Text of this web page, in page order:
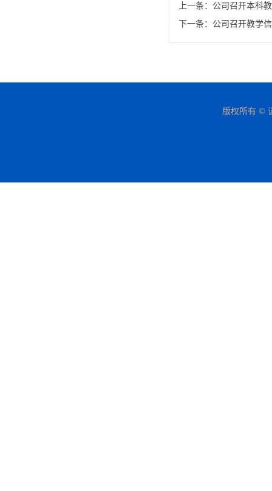
上一条： 公司召开本科
下一条： 公司召开教学
版权所有 ©